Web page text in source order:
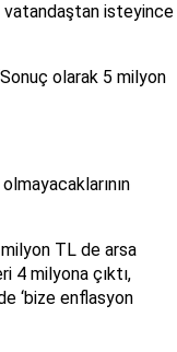
vatandaştan isteyince
olarak 5 milyon
TL de arsa
4 milyona çıktı,
‘bize enflasyon